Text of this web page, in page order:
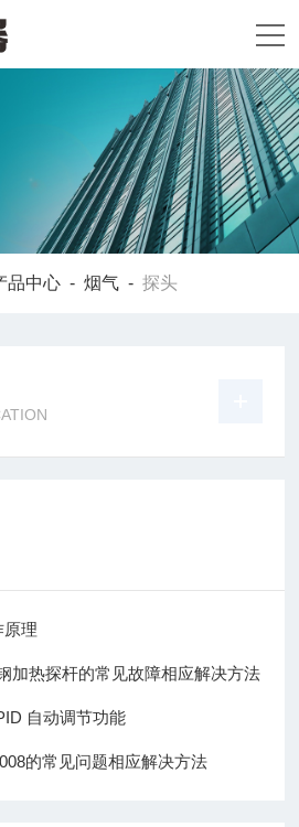
品中心 -烟气 -探头
原理
加热探杆的常见故障相应解决方法
自动调节功能
的常见问题相应解决方法